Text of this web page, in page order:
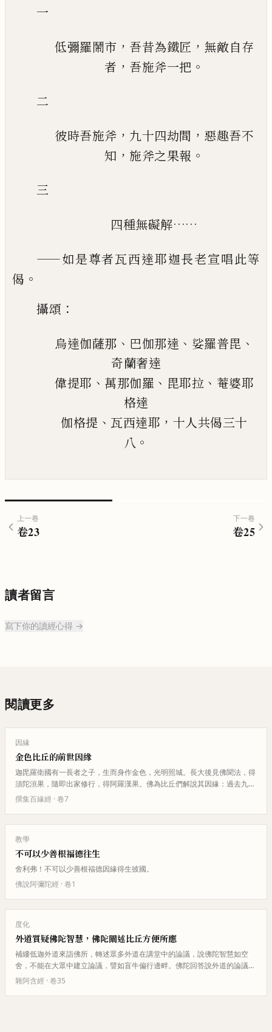
一
低彌羅鬧市 ， 吾昔為鐵匠 ， 無敵自存
者 ， 吾施斧一把 。
二
彼時吾施斧 ， 九十四劫間 ， 惡趣吾不
知 ， 施斧之果報 。
三
四種無礙解……
——如是尊者瓦西達耶迦長老宣唱此等
偈 。
攝頌 ：
烏達伽薩那 、 巴伽那達 、 娑羅普毘 、
奇蘭奢達
偉提耶 、 萬那伽羅 、 毘耶拉 、 菴婆耶
格達
伽格提 、 瓦西達耶 ， 十人共偈三十
八 。
上一卷
卷23
下一卷
卷25
讀者留言
寫下你的讀經心得 →
閱讀更多
因緣
金色比丘的前世因緣
迦毘羅衛國有一長者之子，生而身作金色，光明照城。長大後見佛聞法，得
須陀洹果，隨即出家修行，得阿羅漢果。佛為比丘們解說其因緣：過去九十
一劫，毘婆屍佛時代，有人修補…
撰集百緣經 · 卷7
教學
不可以少善根福德往生
舍利弗！不可以少善根福德因緣得生彼國。
佛說阿彌陀經 · 卷1
度化
外道質疑佛陀智慧，佛陀闡述比丘方便所應
補縷低迦外道來詣佛所，轉述眾多外道在講堂中的論議，說佛陀智慧如空
舍，不能在大眾中建立論議，譬如盲牛偏行邊畔。佛陀回答說外道的論議如
小兒戲，但比丘有其方便所應。補…
雜阿含經 · 卷35